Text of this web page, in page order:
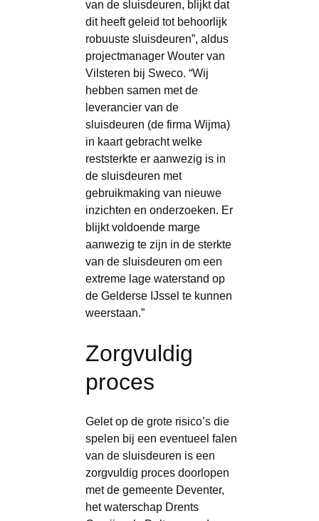
van de sluisdeuren, blijkt dat
dit heeft geleid tot behoorlijk
robuuste sluisdeuren”, aldus
projectmanager Wouter van
Vilsteren bij Sweco. “Wij
hebben samen met de
leverancier van de
sluisdeuren (de firma Wijma)
in kaart gebracht welke
reststerkte er aanwezig is in
de sluisdeuren met
gebruikmaking van nieuwe
inzichten en onderzoeken. Er
blijkt voldoende marge
aanwezig te zijn in de sterkte
van de sluisdeuren om een
extreme lage waterstand op
de Gelderse IJssel te kunnen
weerstaan.”
Zorgvuldig
proces
Gelet op de grote risico’s die
spelen bij een eventueel falen
van de sluisdeuren is een
zorgvuldig proces doorlopen
met de gemeente Deventer,
het waterschap Drents